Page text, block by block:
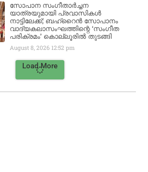
സോപാന സംഗീതാർച്ചന
യാത്രയുമായി പ്രവാസികൾ
നാട്ടിലേക്ക്; ബഹ്‌റൈൻ സോപാനം
വാദ്യകലാസംഘത്തിന്റെ ‘സംഗീത
പരിക്രമം’ കൊല്ലൂരിൽ തുടങ്ങി
August 8, 2026 12:52 pm
Load More